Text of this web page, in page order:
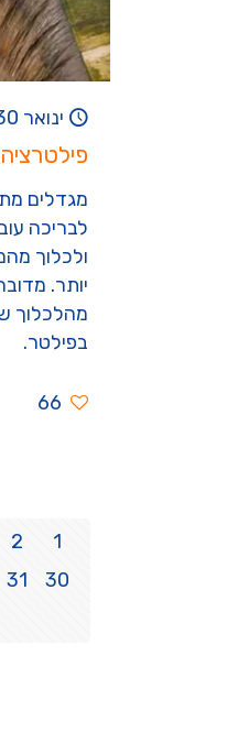
ינואר 30, 2016
מגדלים
לבריכה
ולכלוך
יותר.
מהלכלוך
בפילטר.
66
1
2
30
31